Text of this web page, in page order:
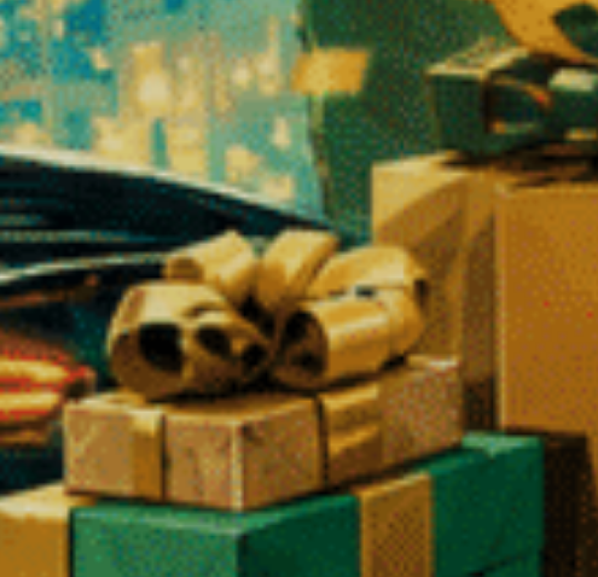
Wirkung in Verbindung gebracht und ist ideal zum Abschalten, ohne
THCX Prerolls entscheiden?
❄